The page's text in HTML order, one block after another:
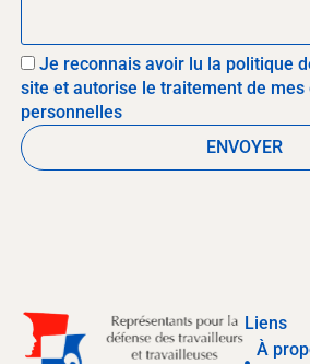
Je reconnais avoir lu la politique
site et autorise le traitement de mes
personnelles
Liens
À